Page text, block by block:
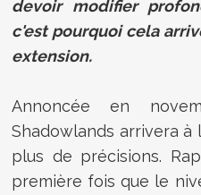
devoir modifier
c'est pourquoi cela
extension.
Annoncée en
Shadowlands arrivera à
plus de précisions.
première fois que le